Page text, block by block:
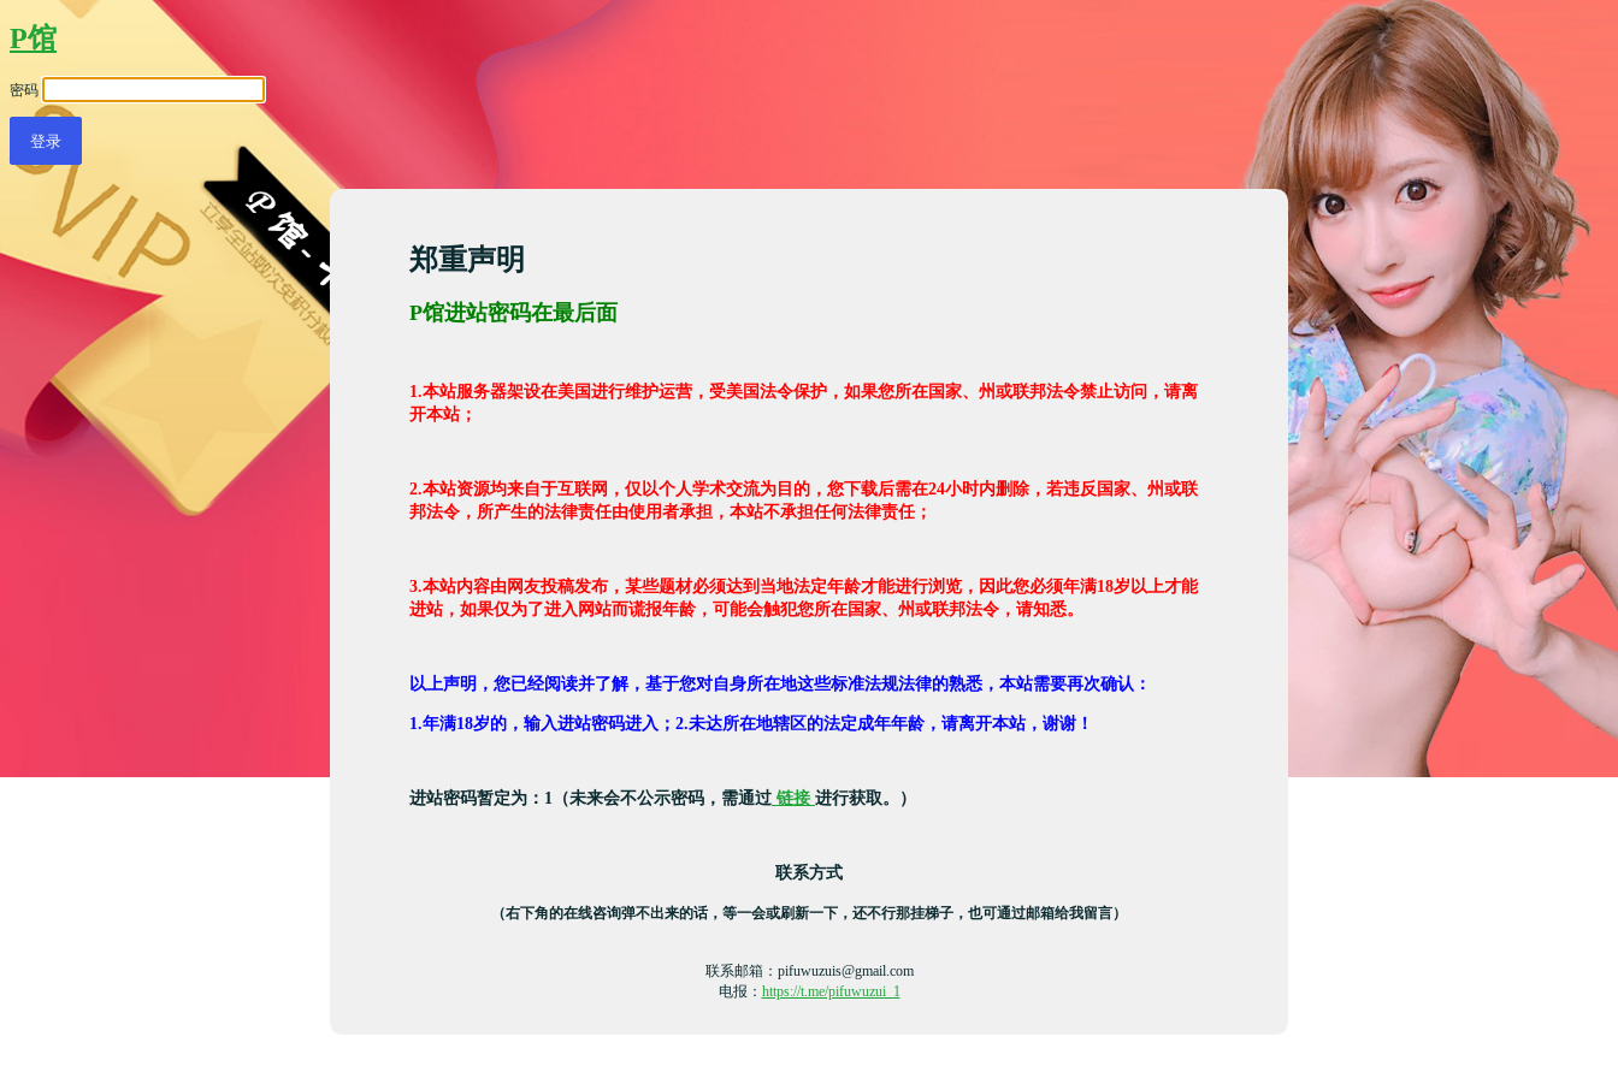
P馆
密码
郑重声明
P馆进站密码在最后面
1.本站服务器架设在美国进行维护运营，受美国法令保护，如果您所在国家、州或联邦法令禁止访问，请离
开本站；
2.本站资源均来自于互联网，仅以个人学术交流为目的，您下载后需在24小时内删除，若违反国家、州或联
邦法令，所产生的法律责任由使用者承担，本站不承担任何法律责任；
3.本站内容由网友投稿发布，某些题材必须达到当地法定年龄才能进行浏览，因此您必须年满18岁以上才能
进站，如果仅为了进入网站而谎报年龄，可能会触犯您所在国家、州或联邦法令，请知悉。
以上声明，您已经阅读并了解，基于您对自身所在地这些标准法规法律的熟悉，本站需要再次确认：
1.年满18岁的，输入进站密码进入；2.未达所在地辖区的法定成年年龄，请离开本站，谢谢！
进站密码暂定为：1（未来会不公示密码，需通过 链接 进行获取。）
联系方式
（右下角的在线咨询弹不出来的话，等一会或刷新一下，还不行那挂梯子，也可通过邮箱给我留言）
联系邮箱： pifuwuzuis@gmail.com
电报： https://t.me/pifuwuzui_1